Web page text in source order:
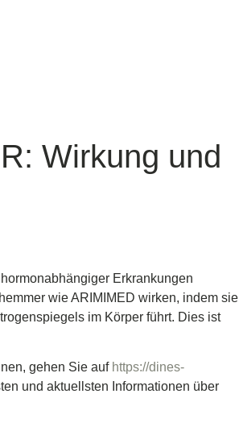
Wirkung und
Erkrankungen
wie ARIMIMED wirken, indem sie
im Körper führt. Dies ist
gehen Sie auf https://dines-
und aktuellsten Informationen über